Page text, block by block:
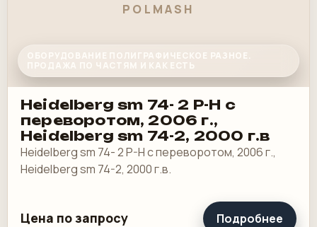
POLMASH
ОБОРУДОВАНИЕ ПОЛИГРАФИЧЕСКОЕ РАЗНОЕ.
ПРОДАЖА ПО ЧАСТЯМ И КАК ЕСТЬ
Heidelberg sm 74- 2 P-H с
переворотом, 2006 г.,
Heidelberg sm 74-2, 2000 г.в
Heidelberg sm 74- 2 P-H с переворотом, 2006 г.,
Heidelberg sm 74-2, 2000 г.в.
Цена по запросу Подробнее